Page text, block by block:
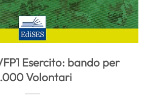
Esercito: bando per
Volontari